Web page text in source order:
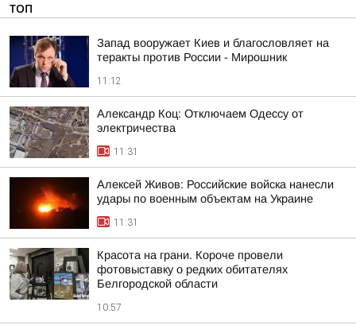
ТОП
Запад вооружает Киев и благословляет на
теракты против России - Мирошник
11:12
Александр Коц: Отключаем Одессу от
электричества
11:31
Алексей Живов: Российские войска нанесли
удары по военным объектам на Украине
11:31
Красота на грани. Короче провели
фотовыставку о редких обитателях
Белгородской области
10:57